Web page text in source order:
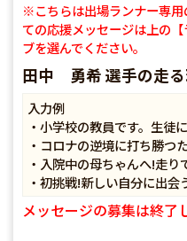
※こちらは出場ランナー専
ての応援メッセージは上の
ブを選んでください。
田中 勇希 選手の走
入力例
・小学校の教員です。生徒
・コロナの逆境に打ち勝つ
・入院中の母ちゃんへ!走
・初挑戦!新しい自分に出
メッセージの募集は終了